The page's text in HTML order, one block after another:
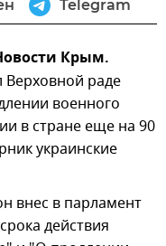
Telegram
Крым.
раде
военного
в стране еще на 90
украинские
внес в парламент
действия